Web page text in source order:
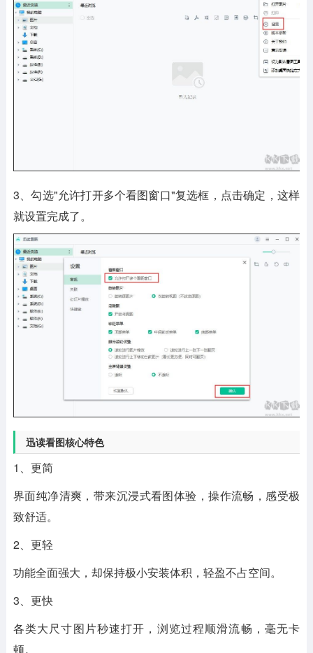
3、勾选"允许打开多个看图窗口"复选框，点击确定，这样
就设置完成了。
迅读看图核心特色
1、更简
界面纯净清爽，带来沉浸式看图体验，操作流畅，感受极
致舒适。
2、更轻
功能全面强大，却保持极小安装体积，轻盈不占空间。
3、更快
各类大尺寸图片秒速打开，浏览过程顺滑流畅，毫无卡
顿。